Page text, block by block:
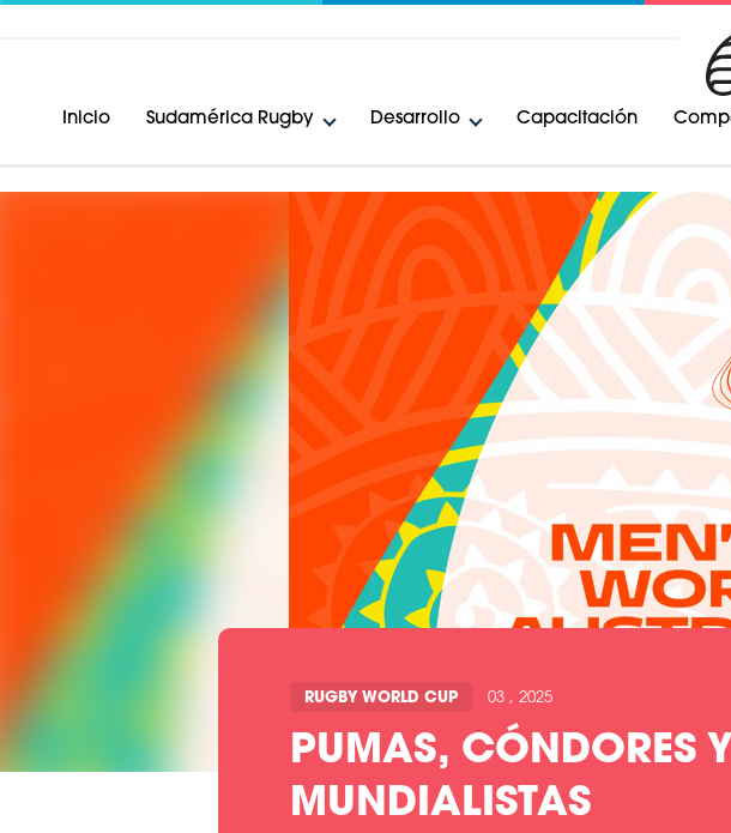
Inicio Sudamérica Rugby Desarrollo Capacitación
RUGBY WORLD CUP 03 , 2025
PUMAS, CÓNDORES
MUNDIALISTAS